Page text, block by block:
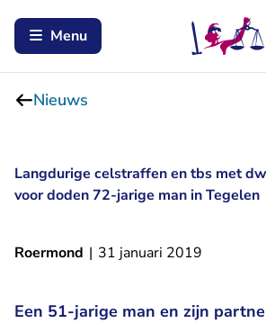
Menu
Nieuws
Langdurige celstraffen en tbs met
voor doden 72-jarige man in Tegelen
Roermond | 31 januari 2019
Een 51-jarige man en zijn